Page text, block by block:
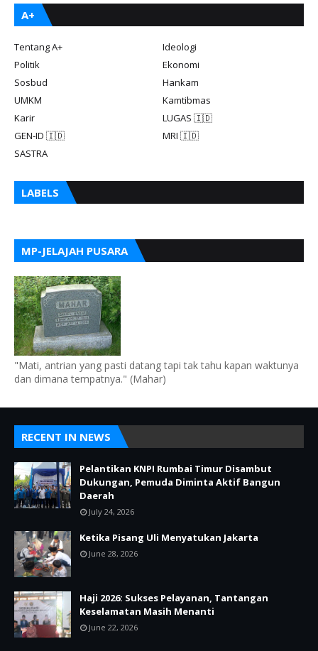
A+
Tentang A+
Ideologi
Politik
Ekonomi
Sosbud
Hankam
UMKM
Kamtibmas
Karir
LUGAS 🇮🇩
GEN-ID 🇮🇩
MRI 🇮🇩
SASTRA
LABELS
MP-JELAJAH PUSARA
"Mati, antrian yang pasti datang tapi tak tahu kapan waktunya
dan dimana tempatnya." (Mahar)
RECENT IN NEWS
Pelantikan KNPI Rumbai Timur Disambut
Dukungan, Pemuda Diminta Aktif Bangun
Daerah
July 24, 2026
Ketika Pisang Uli Menyatukan Jakarta
June 28, 2026
Haji 2026: Sukses Pelayanan, Tantangan
Keselamatan Masih Menanti
June 22, 2026